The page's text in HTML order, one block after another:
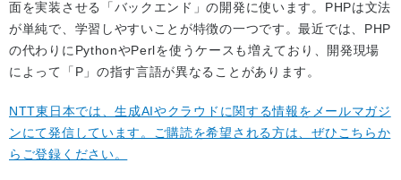
面を実装させる「バックエンド」の開発に使います。PHPは文法
が単純で、学習しやすいことが特徴の一つです。最近では、PHP
の代わりにPythonやPerlを使うケースも増えており、開発現場
によって「P」の指す言語が異なることがあります。
NTT東日本では、生成AIやクラウドに関する情報をメールマガジ
ンにて発信しています。ご購読を希望される方は、ぜひこちらか
らご登録ください。